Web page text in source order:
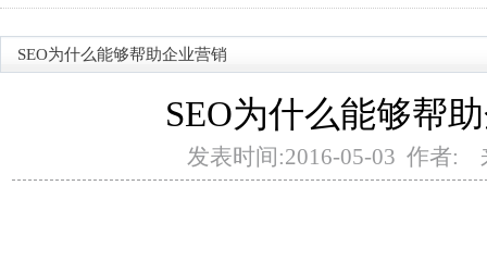
SEO为什么能够帮助企业营销
SEO为什么能够帮
发表时间:2016-05-03 作者